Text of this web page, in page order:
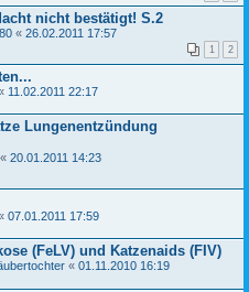
nicht bestätigt! S.2
« 26.02.2011 17:57
1 2
11.02.2011 22:17
Lungenentzündung
« 20.01.2011 14:23
07.01.2011 17:59
(FeLV) und Katzenaids (FIV)
« 01.11.2010 16:19